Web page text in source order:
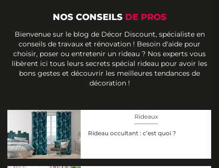
NOS CONSEILS DE PROS
Bienvenue sur le blog de Décor Discount, spécialiste en
conseils de travaux et rénovation ! Besoin d'aide pour
choisir, poser ou entretenir un rideau ? Nos experts vous
libèrent ici tous leurs secrets spécial rideau pour avoir les
bons gestes et découvrir les meilleures tendances de
décoration !
Rideaux
Rideau occultant : c’est quoi ?